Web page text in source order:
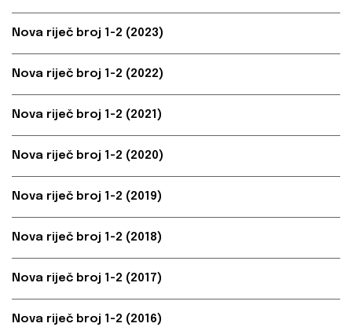
Nova riječ broj 1-2 (2023)
Nova riječ broj 1-2 (2022)
Nova riječ broj 1-2 (2021)
Nova riječ broj 1-2 (2020)
Nova riječ broj 1-2 (2019)
Nova riječ broj 1-2 (2018)
Nova riječ broj 1-2 (2017)
Nova riječ broj 1-2 (2016)